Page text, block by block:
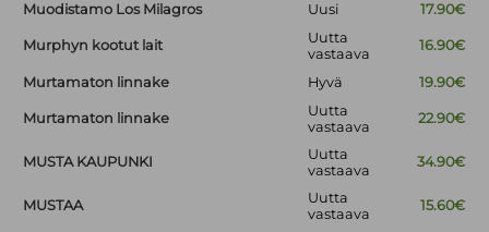
Muodistamo Los Milagros Uusi 17.90€
Murphyn kootut lait
Uutta
vastaava
16.90€
Murtamaton linnake Hyvä 19.90€
Murtamaton linnake
Uutta
vastaava
22.90€
MUSTA KAUPUNKI
Uutta
vastaava
34.90€
MUSTAA
Uutta
vastaava
15.60€